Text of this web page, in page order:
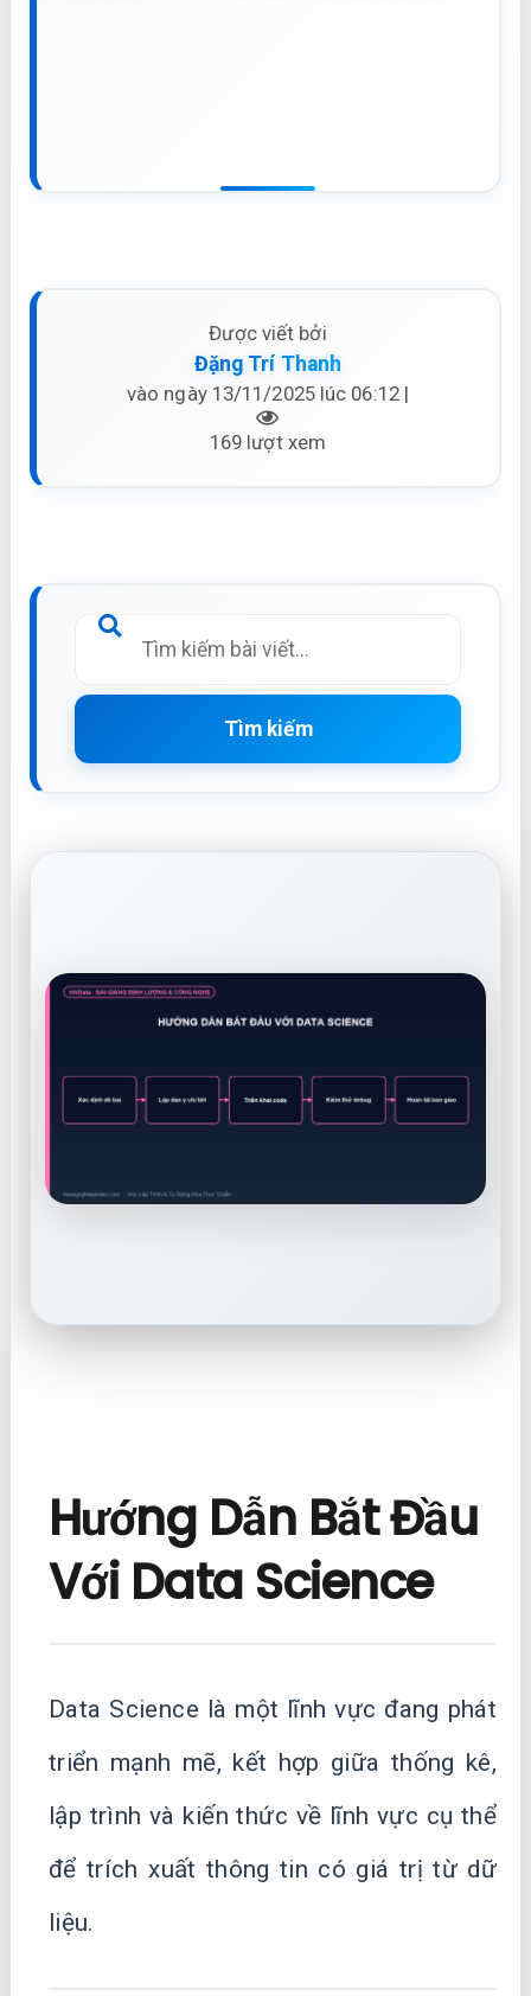
Được viết bởi
Đặng Trí Thanh
vào ngày 13/11/2025 lúc 06:12 |
169 lượt xem
Tìm kiếm
Hướng Dẫn Bắt Đầu
Với Data Science
Data Science là một lĩnh vực đang phát
triển mạnh mẽ, kết hợp giữa thống kê,
lập trình và kiến thức về lĩnh vực cụ thể
để trích xuất thông tin có giá trị từ dữ
liệu.